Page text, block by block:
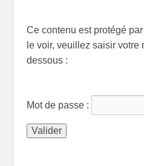
Ce contenu est protégé
le voir, veuillez saisir votre
dessous :
Mot de passe :